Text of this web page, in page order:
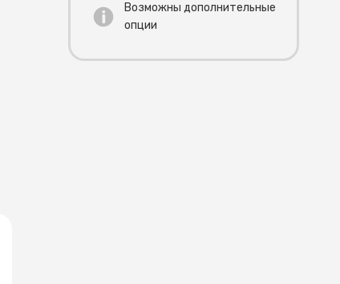
Возможны дополнительные
опции